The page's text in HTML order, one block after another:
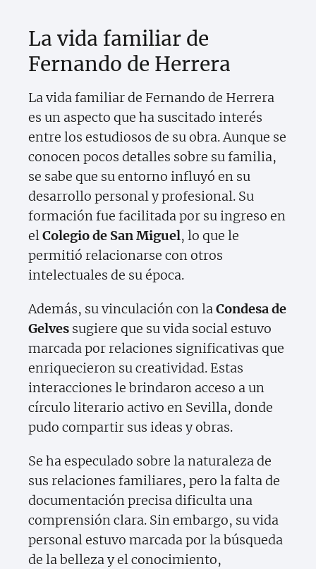
La vida familiar de
Fernando de Herrera
La vida familiar de Fernando de Herrera
es un aspecto que ha suscitado interés
entre los estudiosos de su obra. Aunque se
conocen pocos detalles sobre su familia,
se sabe que su entorno influyó en su
desarrollo personal y profesional. Su
formación fue facilitada por su ingreso en
elColegio de San Miguel, lo que le
permitió relacionarse con otros
intelectuales de su época.
Además, su vinculación con laCondesa de
Gelves sugiere que su vida social estuvo
marcada por relaciones significativas que
enriquecieron su creatividad. Estas
interacciones le brindaron acceso a un
círculo literario activo en Sevilla, donde
pudo compartir sus ideas y obras.
Se ha especulado sobre la naturaleza de
sus relaciones familiares, pero la falta de
documentación precisa dificulta una
comprensión clara. Sin embargo, su vida
personal estuvo marcada por la búsqueda
de la belleza y el conocimiento,